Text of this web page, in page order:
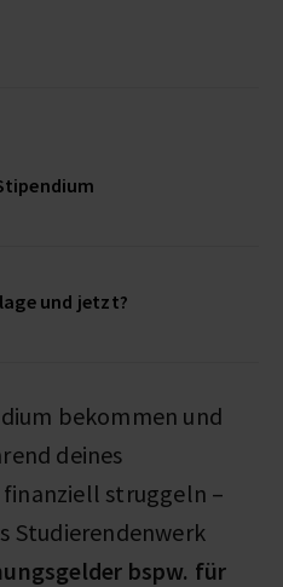
und jetzt?
bekommen und
deines
struggeln –
Studierendenwerk
bspw. für